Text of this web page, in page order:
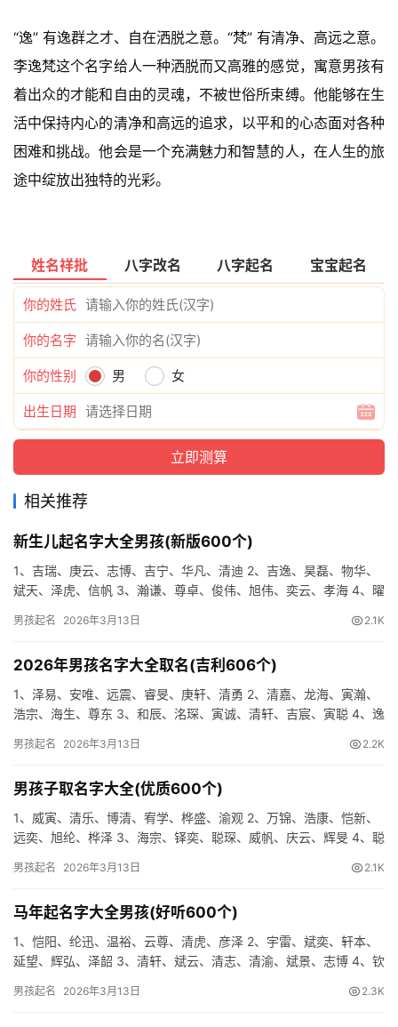
“逸” 有逸群之才、自在洒脱之意。“梵” 有清净、高远之意。
李逸梵这个名字给人一种洒脱而又高雅的感觉，寓意男孩有
着出众的才能和自由的灵魂，不被世俗所束缚。他能够在生
活中保持内心的清净和高远的追求，以平和的心态面对各种
困难和挑战。他会是一个充满魅力和智慧的人，在人生的旅
途中绽放出独特的光彩。
姓名祥批 八字改名 八字起名 宝宝起名
你的姓氏
你的名字
你的性别 男 女
出生日期
相关推荐
新生儿起名字大全男孩(新版600个)
1、吉瑞、庚云、志博、吉宁、华凡、清迪 2、吉逸、昊磊、物华、
斌天、泽虎、信帆 3、瀚谦、尊卓、俊伟、旭伟、奕云、孝海 4、曜
男孩起名 2026年3月13日 2.1K
2026年男孩名字大全取名(吉利606个)
1、泽易、安唯、远震、睿旻、庚轩、清勇 2、清嘉、龙海、寅瀚、
浩宗、海生、尊东 3、和辰、洺琛、寅诚、清轩、吉宸、寅聪 4、逸
男孩起名 2026年3月13日 2.2K
男孩子取名字大全(优质600个)
1、威寅、清乐、博清、宥学、桦盛、渝观 2、万锦、浩康、恺新、
远奕、旭纶、桦泽 3、海宗、铎奕、聪琛、威帆、庆云、辉旻 4、聪
男孩起名 2026年3月13日 2.1K
马年起名字大全男孩(好听600个)
1、恺阳、纶迅、温裕、云尊、清虎、彦泽 2、宇雷、斌奕、轩本、
延望、辉弘、泽韶 3、清轩、斌云、清志、清渝、斌景、志博 4、钦
男孩起名 2026年3月13日 2.3K